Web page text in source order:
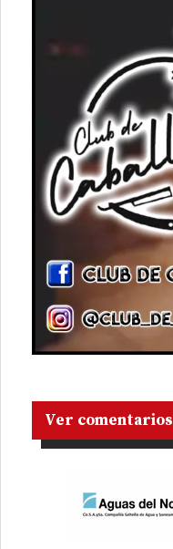
Ver comentarios